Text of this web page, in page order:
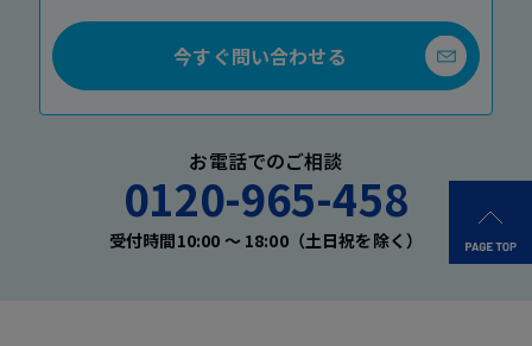
今すぐ問い合わせる
お電話でのご相談
0120-965-458
受付時間10:00 〜 18:00（土日祝を除く）